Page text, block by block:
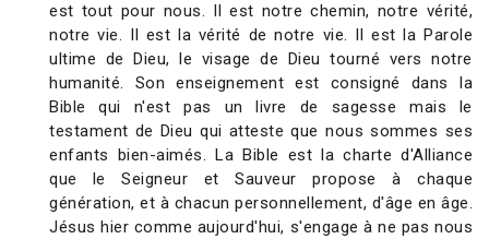
est tout pour nous. Il est notre chemin, notre vérité,
notre vie. Il est la vérité de notre vie. Il est la Parole
ultime de Dieu, le visage de Dieu tourné vers notre
humanité. Son enseignement est consigné dans la
Bible qui n'est pas un livre de sagesse mais le
testament de Dieu qui atteste que nous sommes ses
enfants bien-aimés. La Bible est la charte d'Alliance
que le Seigneur et Sauveur propose à chaque
génération, et à chacun personnellement, d'âge en âge.
Jésus hier comme aujourd'hui, s'engage à ne pas nous